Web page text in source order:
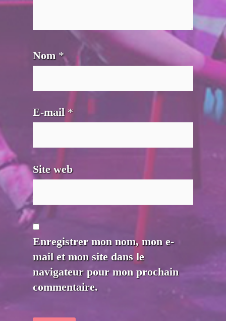
Nom *
E-mail*
Site web
Enregistrer mon nom, mon e-
mail et mon site dans le
navigateur pour mon prochain
commentaire.